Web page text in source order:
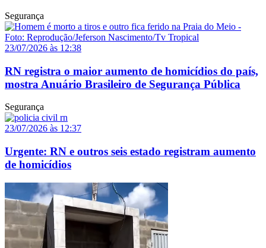
Segurança
23/07/2026 às 12:38
RN registra o maior aumento de homicídios do país,
mostra Anuário Brasileiro de Segurança Pública
Segurança
23/07/2026 às 12:37
Urgente: RN e outros seis estado registram aumento
de homicídios